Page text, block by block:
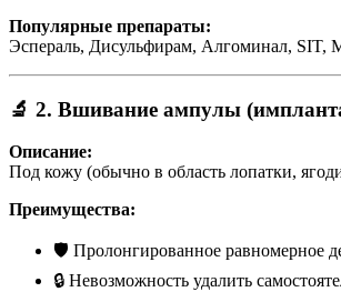
Популярные препараты:
Эспераль, Дисульфирам, Алгоминал, SIT,
🔬 2. Вшивание ампулы
Описание:
Под кожу (обычно в область лопатки,
Преимущества:
🛡 Пролонгированное равномерное
🔒 Невозможность удалить